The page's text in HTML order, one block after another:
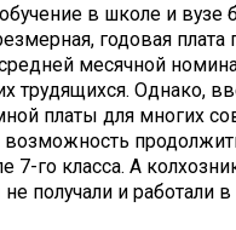
в школе и вузе
годовая
месячной
трудящихся. Однако,
платы для многих
7-го класса. А
получали и работали в